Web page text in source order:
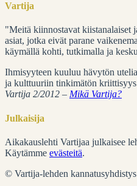
Vartija
"Meitä kiinnostavat kiistanalaiset
asiat, jotka eivät parane
käymällä kohti, tutkimalla ja
Ihmisyyteen kuuluu hävytön
ja kulttuuriin tinkimätön
Vartija 2/2012 – Mikä Vartija?
Julkaisija
Aikakauslehti Vartijaa julkaisee
Käytämme evästeitä.
© Vartija-lehden